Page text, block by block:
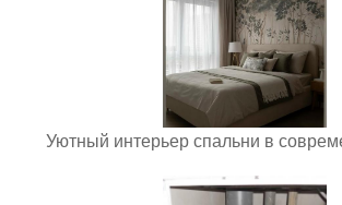
Уютный интерьер спальни в